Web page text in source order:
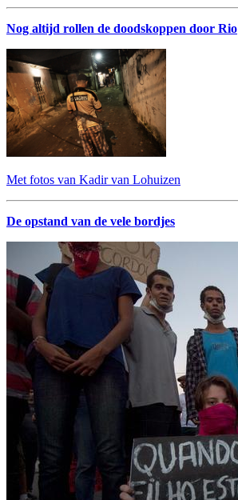
Nog altijd rollen de doodskoppen door Rio
Met fotos van Kadir van Lohuizen
De opstand van de vele bordjes